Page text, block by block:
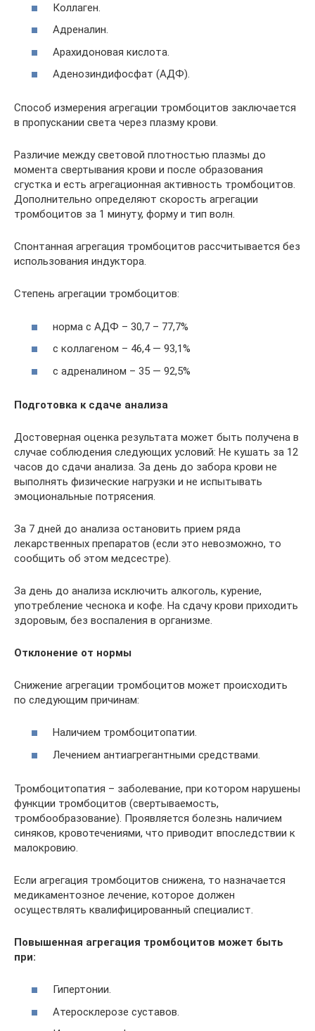
Коллаген.
Адреналин.
Арахидоновая кислота.
Аденозиндифосфат (АДФ).
Способ измерения агрегации тромбоцитов заключается
в пропускании света через плазму крови.
Различие между световой плотностью плазмы до
момента свертывания крови и после образования
сгустка и есть агрегационная активность тромбоцитов.
Дополнительно определяют скорость агрегации
тромбоцитов за 1 минуту, форму и тип волн.
Спонтанная агрегация тромбоцитов рассчитывается без
использования индуктора.
Степень агрегации тромбоцитов:
норма с АДФ – 30,7 – 77,7%
с коллагеном – 46,4 — 93,1%
с адреналином – 35 — 92,5%
Подготовка к сдаче анализа
Достоверная оценка результата может быть получена в
случае соблюдения следующих условий: Не кушать за 12
часов до сдачи анализа. За день до забора крови не
выполнять физические нагрузки и не испытывать
эмоциональные потрясения.
За 7 дней до анализа остановить прием ряда
лекарственных препаратов (если это невозможно, то
сообщить об этом медсестре).
За день до анализа исключить алкоголь, курение,
употребление чеснока и кофе. На сдачу крови приходить
здоровым, без воспаления в организме.
Отклонение от нормы
Снижение агрегации тромбоцитов может происходить
по следующим причинам:
Наличием тромбоцитопатии.
Лечением антиагрегантными средствами.
Тромбоцитопатия – заболевание, при котором нарушены
функции тромбоцитов (свертываемость,
тромбообразование). Проявляется болезнь наличием
синяков, кровотечениями, что приводит впоследствии к
малокровию.
Если агрегация тромбоцитов снижена, то назначается
медикаментозное лечение, которое должен
осуществлять квалифицированный специалист.
Повышенная агрегация тромбоцитов может быть
при:
Гипертонии.
Атеросклерозе суставов.